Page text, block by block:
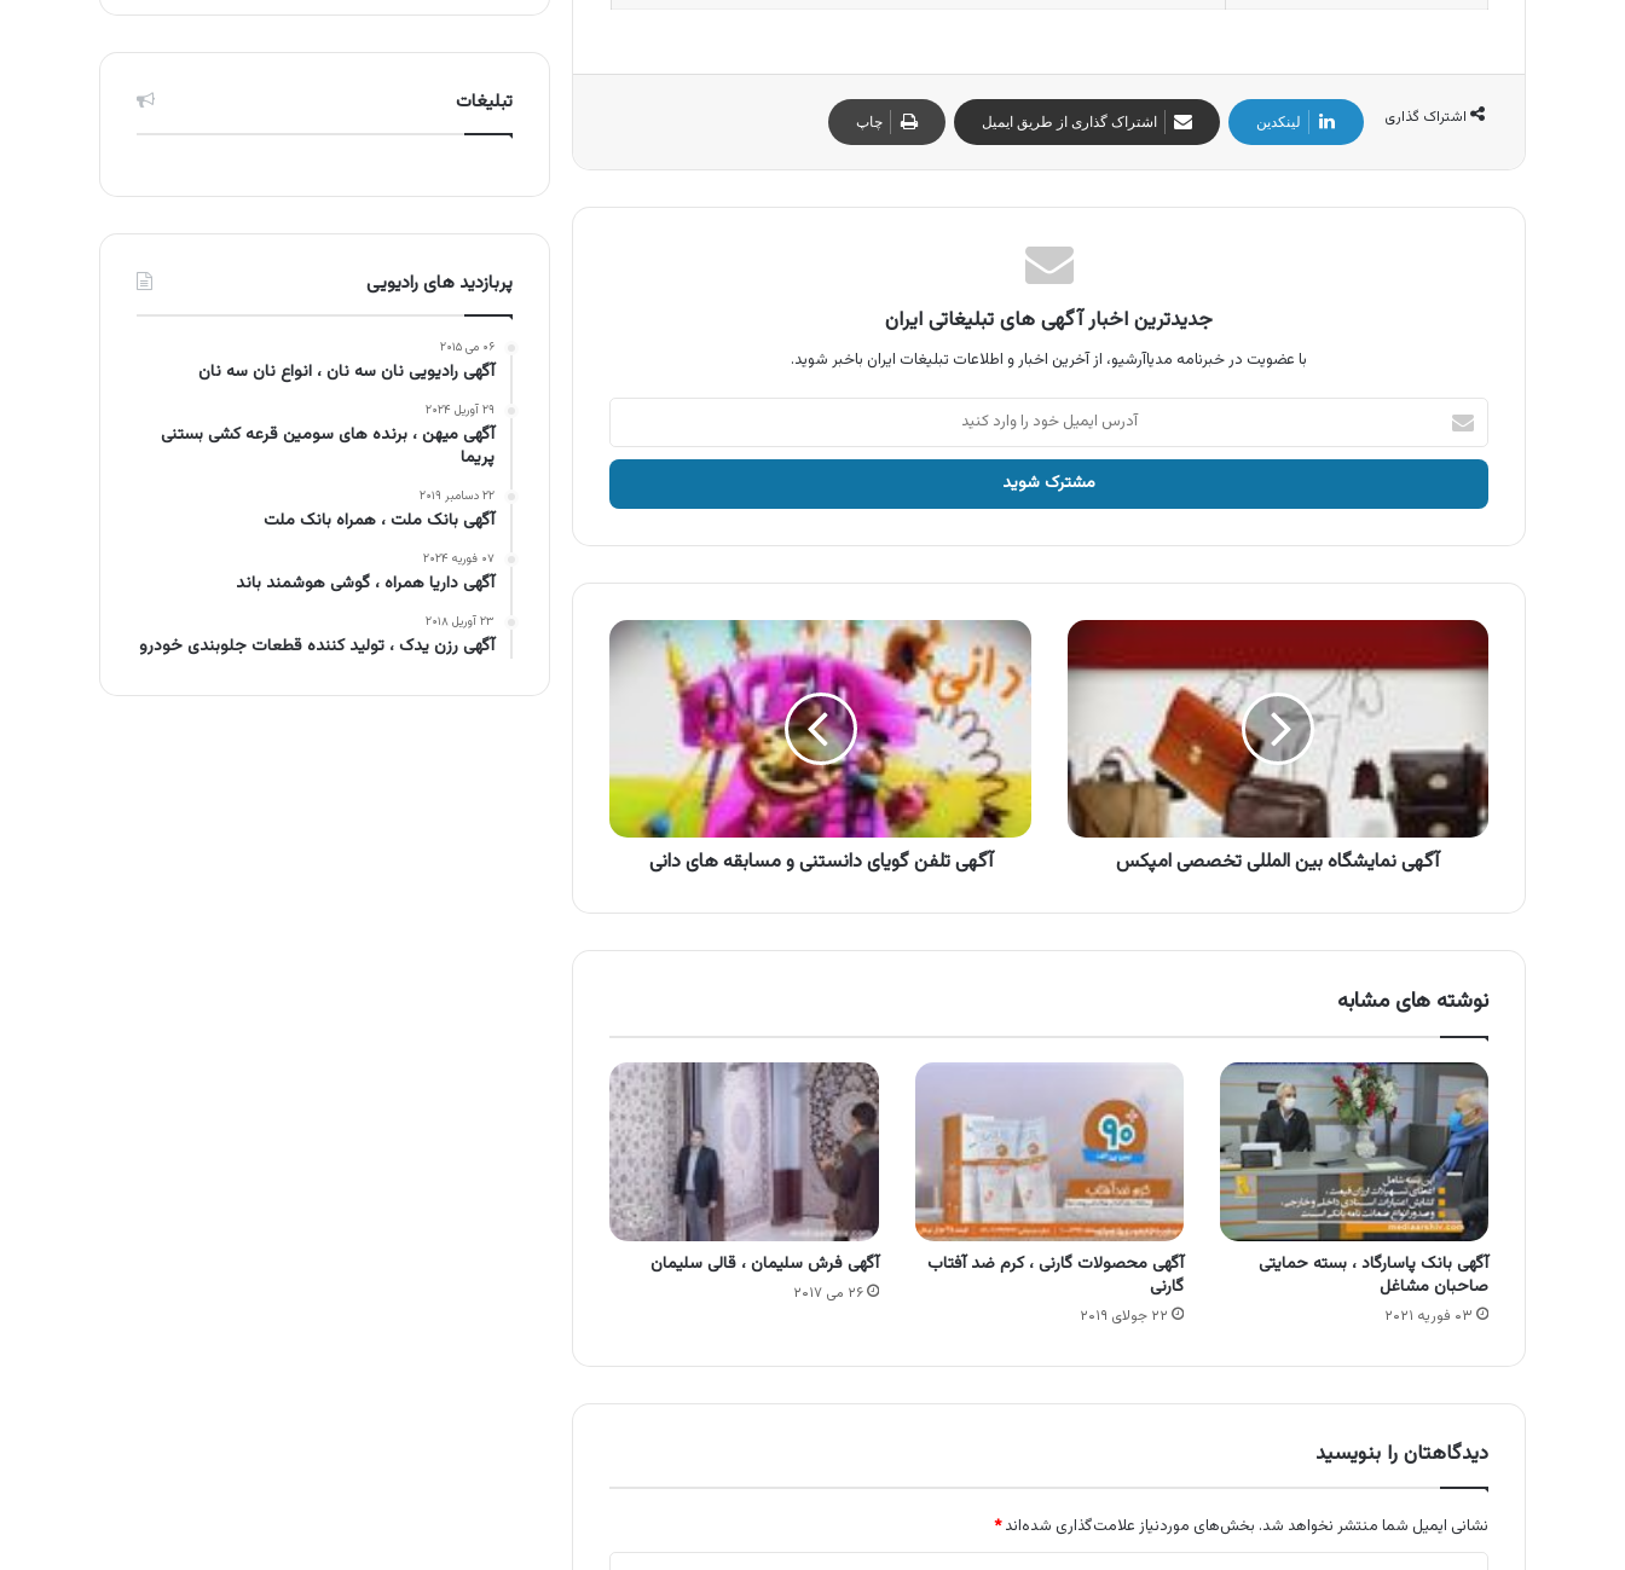
اشتراک گذاری لینکدین اشتراک گذاری از طریق ایمیل چاپ
جدیدترین اخبار آگهی های تبلیغاتی ایران
با عضویت در خبرنامه مدیاآرشیو، از آخرین اخبار و اطلاعات تبلیغات ایران باخبر شوید.
آدرس
ایمیل
خود
وارد
آگهی
بین
امپکس
آگهی نمایشگاه بین المللی تخصصی امپکس
آگهی
تلفن
گویای
دانستنی
مسابقه
های
دانی
آگهی تلفن گویای دانستنی و مسابقه های دانی
نوشته های مشابه
آگهی بانک پاسارگاد ، بسته حمایتی
صاحبان مشاغل
۰۳ فوریه ۲۰۲۱
آگهی محصولات گارنی ، کرم ضد آفتاب
گارنی
۲۲ جولای ۲۰۱۹
آگهی فرش سلیمان ، قالی سلیمان
۲۶ می ۲۰۱۷
دیدگاهتان را بنویسید
نشانی ایمیل شما منتشر نخواهد شد. بخش‌های موردنیاز علامت‌گذاری شده‌اند*
تبلیغات
پربازدید های رادیویی
۰۶ می ۲۰۱۵
آگهی رادیویی نان سه نان ، انواع نان سه نان
۲۹ آوریل ۲۰۲۴
آگهی میهن ، برنده های سومین قرعه کشی بستنی
پریما
۲۲ دسامبر ۲۰۱۹
آگهی بانک ملت ، همراه بانک ملت
۰۷ فوریه ۲۰۲۴
آگهی داریا همراه ، گوشی هوشمند باند
۲۳ آوریل ۲۰۱۸
آگهی رزن یدک ، تولید کننده قطعات جلوبندی خودرو